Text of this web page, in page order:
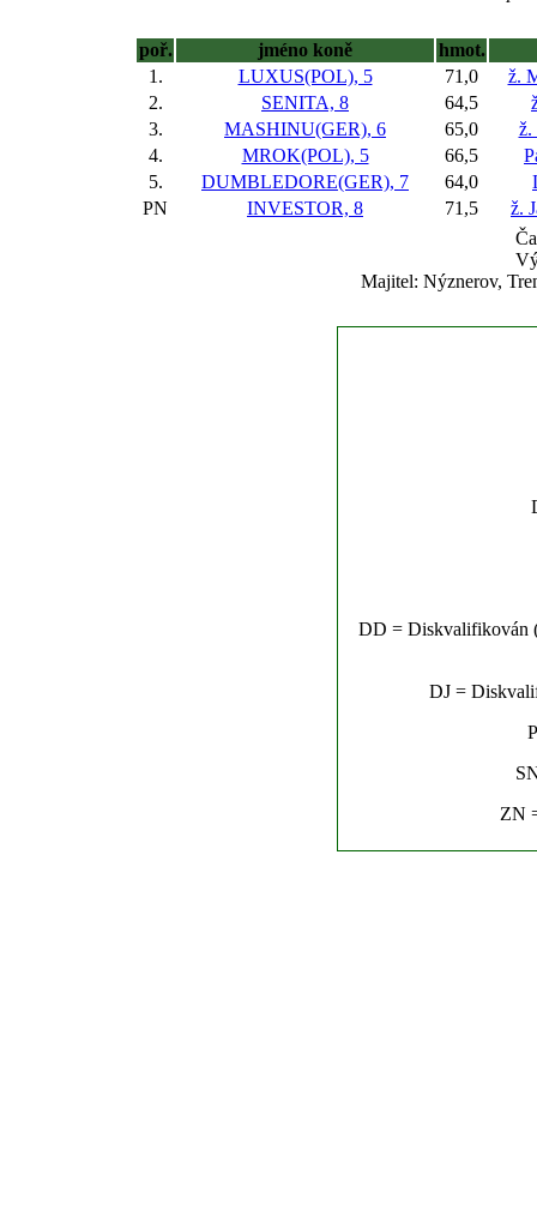
poř. jméno koně
hmot.
1.
LUXUS(POL), 5 71,0
ž.
2.
SENITA, 8 64,5
3.
MASHINU(GER), 6 65,0
ž.
4.
MROK(POL), 5 66,5
5.
DUMBLEDORE(GER), 7 64,0
PN
INVESTOR, 8 71,5
ž.
Majitel: Nýznerov,
DD = Diskvalifikován
DJ =
ZN